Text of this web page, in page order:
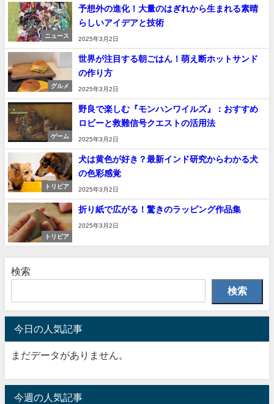
ニュース
予想外の進化！大量のはぎれから生まれる素晴
らしいアイデアと技術
2025年3月2日
グルメ
世界が注目する朝ごはん！萌え断ホットサンド
の作り方
2025年3月2日
ゲーム
野良で楽しむ『モンハンワイルズ』：おすすめ
ロビーと救難信号クエストの活用法
2025年3月2日
トリビア
犬は黄色が好き？最新インド研究からわかる犬
の色彩感覚
2025年3月2日
トリビア
折り紙で広がる！驚きのラッピング作品集
2025年3月2日
検索
検索
今日の人気記事
まだデータがありません。
今週の人気記事